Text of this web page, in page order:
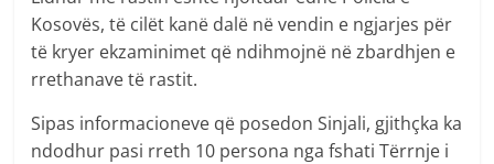
Kosovës, të cilët kanë dalë në vendin e ngjarjes për
të kryer ekzaminimet që ndihmojnë në zbardhjen e
rrethanave të rastit.
Sipas informacioneve që posedon Sinjali, gjithçka ka
ndodhur pasi rreth 10 persona nga fshati Tërrnje i